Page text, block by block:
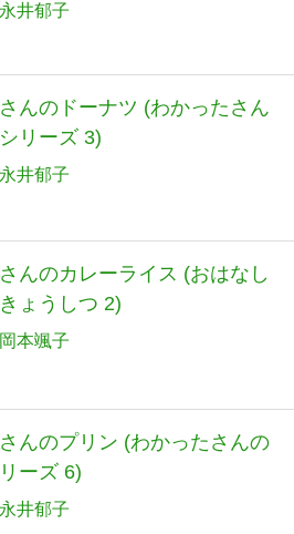
永井郁子
んのドーナツ (わかったさん
リーズ 3)
永井郁子
んのカレーライス (おはなし
ょうしつ 2)
岡本颯子
んのプリン (わかったさんの
ーズ 6)
永井郁子